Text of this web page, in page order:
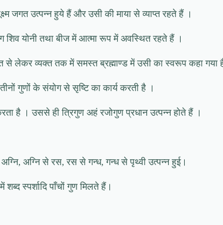
जगत उत्पन्न हुये हैं और उसी की माया से व्याप्त रहते हैं ।
शिव योनी तथा बीज में आत्मा रूप में अवस्थित रहते हैं ।
से लेकर व्यक्त तक में समस्त ब्रह्माण्ड में उसी का स्वरूप कहा गया
गुणों के संयोग से सृष्टि का कार्य करती है ।
है । उससे ही त्रिगुण अहं रजोगुण प्रधान उत्पन्न होते हैं ।
अग्नि से रस, रस से गन्ध, गन्ध से पृथ्वी उत्पन्न हुई।
स्पर्शादि पाँचों गुण मिलते हैं।